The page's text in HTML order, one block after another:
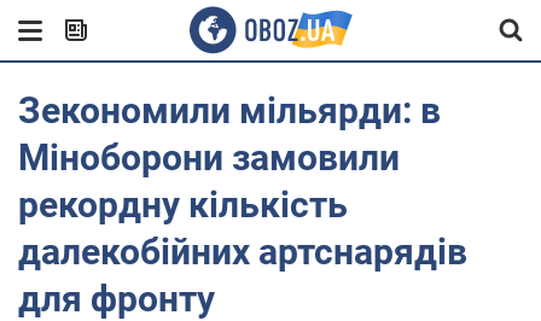
Зекономили мільярди: в
Міноборони замовили
рекордну кількість
далекобійних артснарядів
для фронту